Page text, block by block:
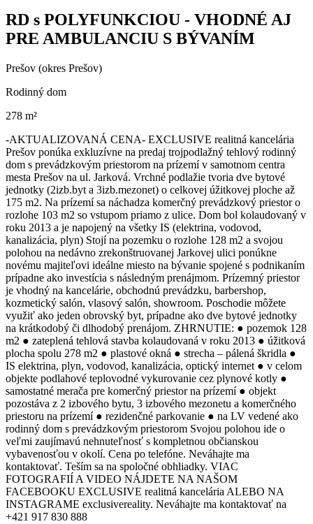
RD s POLYFUNKCIOU - VHODNÉ AJ
PRE AMBULANCIU S BÝVANÍM
Prešov (okres Prešov)
Rodinný dom
278 m²
-AKTUALIZOVANÁ CENA- EXCLUSIVE realitná kancelária
Prešov ponúka exkluzívne na predaj trojpodlažný tehlový rodinný
dom s prevádzkovým priestorom na prízemí v samotnom centra
mesta Prešov na ul. Jarková. Vrchné podlažie tvoria dve bytové
jednotky (2izb.byt a 3izb.mezonet) o celkovej úžitkovej ploche až
175 m2. Na prízemí sa náchadza komerčný prevádzkový priestor o
rozlohe 103 m2 so vstupom priamo z ulice. Dom bol kolaudovaný v
roku 2013 a je napojený na všetky IS (elektrina, vodovod,
kanalizácia, plyn) Stojí na pozemku o rozlohe 128 m2 a svojou
polohou na nedávno zrekonštruovanej Jarkovej ulici ponúkne
novému majiteľovi ideálne miesto na bývanie spojené s podnikaním
prípadne ako investícia s následným prenájmom. Prízemný priestor
je vhodný na kancelárie, obchodnú prevádzku, barbershop,
kozmetický salón, vlasový salón, showroom. Poschodie môžete
využiť ako jeden obrovský byt, prípadne ako dve bytové jednotky
na krátkodobý či dlhodobý prenájom. ZHRNUTIE: ● pozemok 128
m2 ● zateplená tehlová stavba kolaudovaná v roku 2013 ● úžitková
plocha spolu 278 m2 ● plastové okná ● strecha – pálená škridla ●
IS elektrina, plyn, vodovod, kanalizácia, optický internet ● v celom
objekte podlahové teplovodné vykurovanie cez plynové kotly ●
samostatné merača pre komerčný priestor na prízemí ● objekt
pozostáva z 2 izbového bytu, 3 izbového mezonetu a komerčného
priestoru na prízemí ● rezidenčné parkovanie ● na LV vedené ako
rodinný dom s prevádzkovým priestorom Svojou polohou ide o
veľmi zaujímavú nehnuteľnosť s kompletnou občianskou
vybavenosťou v okolí. Cena po telefóne. Neváhajte ma
kontaktovať. Teším sa na spoločné obhliadky. VIAC
FOTOGRAFIÍ A VIDEO NÁJDETE NA NAŠOM
FACEBOOKU EXCLUSIVE realitná kancelária ALEBO NA
INSTAGRAME exclusivereality. Neváhajte ma kontaktovať na
+421 917 830 888